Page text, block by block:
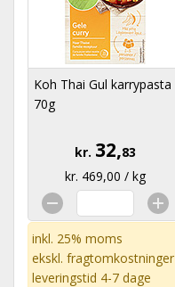
Koh Thai Gul karrypasta
70g
kr. 32,83
kr. 469,00 / kg
inkl. 25% moms
ekskl. fragtomkostninger
leveringstid 4-7 dage